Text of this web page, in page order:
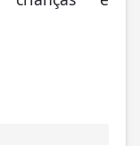
comunidade